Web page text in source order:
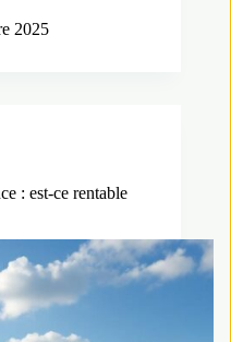
2025
: est-ce rentable